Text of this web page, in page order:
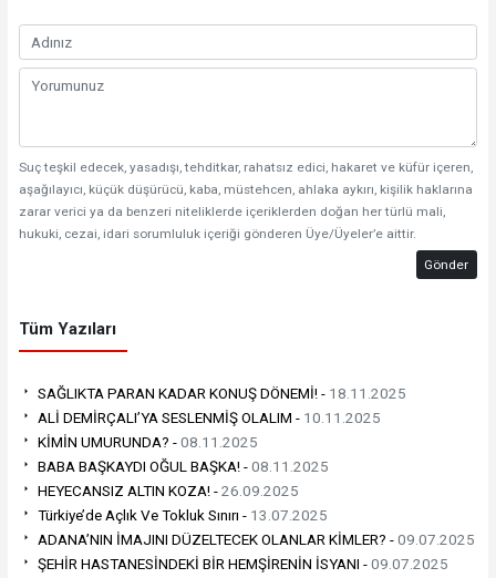
Suç teşkil edecek, yasadışı, tehditkar, rahatsız edici, hakaret ve küfür içeren,
aşağılayıcı, küçük düşürücü, kaba, müstehcen, ahlaka aykırı, kişilik haklarına
zarar verici ya da benzeri niteliklerde içeriklerden doğan her türlü mali,
hukuki, cezai, idari sorumluluk içeriği gönderen Üye/Üyeler’e aittir.
Gönder
Tüm Yazıları
SAĞLIKTA PARAN KADAR KONUŞ DÖNEMİ! - 18.11.2025
ALİ DEMİRÇALI’YA SESLENMİŞ OLALIM - 10.11.2025
KİMİN UMURUNDA? -08.11.2025
BABA BAŞKAYDI OĞUL BAŞKA! -08.11.2025
HEYECANSIZ ALTIN KOZA! -26.09.2025
Türkiye’de Açlık Ve Tokluk Sınırı - 13.07.2025
ADANA’NIN İMAJINI DÜZELTECEK OLANLAR KİMLER? -09.07.2025
ŞEHİR HASTANESİNDEKİ BİR HEMŞİRENİN İSYANI -09.07.2025